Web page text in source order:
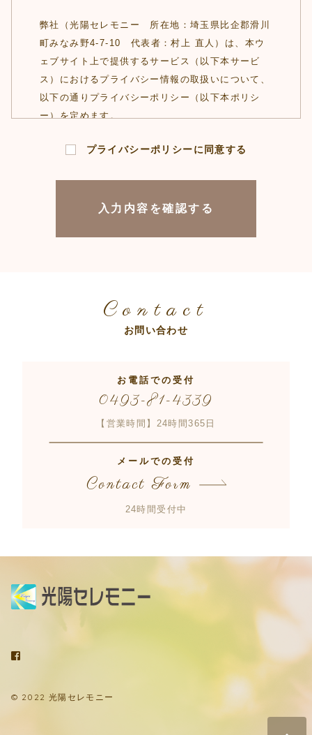
弊社（光陽セレモニー 所在地：埼玉県比企郡滑川
町みなみ野4-7-10 代表者：村上 直人）は、本ウ
ェブサイト上で提供するサービス（以下本サービ
ス）におけるプライバシー情報の取扱いについて、
以下の通りプライバシーポリシー（以下本ポリシ
ー）を定めます。
第1条
（プライバシー情報）
プライバシー情報のうち「個人情報」と
述等により特定の個人を識別できる情報を
性情報」とは、上記に定める「個人情報」
以外のものをいい、ご利用いただいたサー
ビスやご購入いただいた商品、ご覧になっ
れた検索キーワード、ご利用日時、ご利用
の方法、ご利用環境、郵便番号や性別、職
ー情報、位置情報、端末の個体識別情報な
（プライバシー情報の収集方法）
番号、運転免許証番号などの個人情報をお
プライバシーポリシーに同意する
Contact
お問い合わせ
お電話での受付
0493-81-4339
【営業時間】24時間365日
メールでの受付
Contact Form
24時間受付中
© 2022 光陽セレモニー